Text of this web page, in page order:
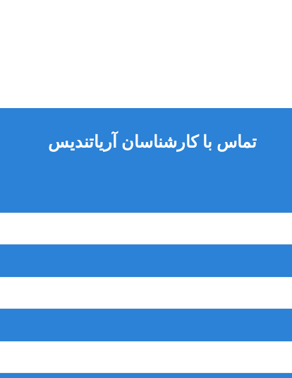
تماس با کارشناسان آریاتندیس